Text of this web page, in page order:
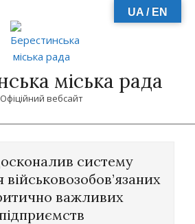
міська рада
Офіційний вебсайт
систему
важливих
UA / EN